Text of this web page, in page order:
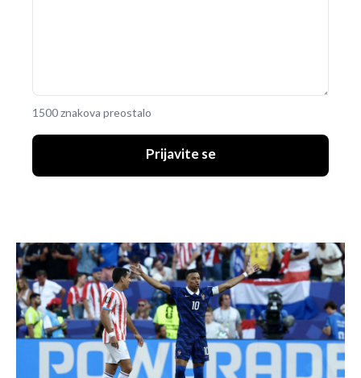
1500 znakova preostalo
Prijavite se